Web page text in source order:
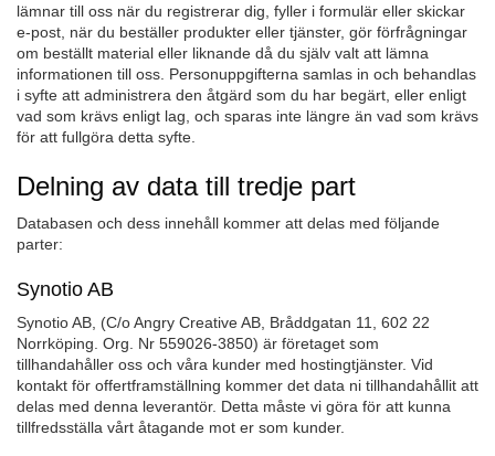
lämnar till oss när du registrerar dig, fyller i formulär eller skickar
e-post, när du beställer produkter eller tjänster, gör förfrågningar
om beställt material eller liknande då du själv valt att lämna
informationen till oss. Personuppgifterna samlas in och behandlas
i syfte att administrera den åtgärd som du har begärt, eller enligt
vad som krävs enligt lag, och sparas inte längre än vad som krävs
för att fullgöra detta syfte.
Delning av data till tredje part
Databasen och dess innehåll kommer att delas med följande
parter:
Synotio AB
Synotio AB, (C/o Angry Creative AB, Bråddgatan 11, 602 22
Norrköping. Org. Nr 559026-3850) är företaget som
tillhandahåller oss och våra kunder med hostingtjänster. Vid
kontakt för offertframställning kommer det data ni tillhandahållit att
delas med denna leverantör. Detta måste vi göra för att kunna
tillfredsställa vårt åtagande mot er som kunder.